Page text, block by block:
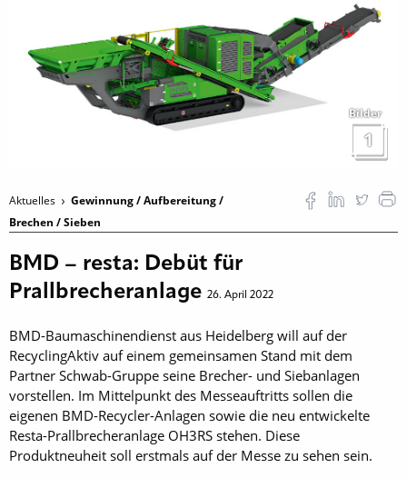
Bilder
1
Aktuelles
Gewinnung / Aufbereitung /
Brechen / Sieben
BMD – resta: Debüt für
Prallbrecheranlage 26. April 2022
BMD-Baumaschinendienst aus Heidelberg will auf der
RecyclingAktiv auf einem gemeinsamen Stand mit dem
Partner Schwab-Gruppe seine Brecher- und Siebanlagen
vorstellen. Im Mittelpunkt des Messeauftritts sollen die
eigenen BMD-Recycler-Anlagen sowie die neu entwickelte
Resta-Prallbrecheranlage OH3RS stehen. Diese
Produktneuheit soll erstmals auf der Messe zu sehen sein.